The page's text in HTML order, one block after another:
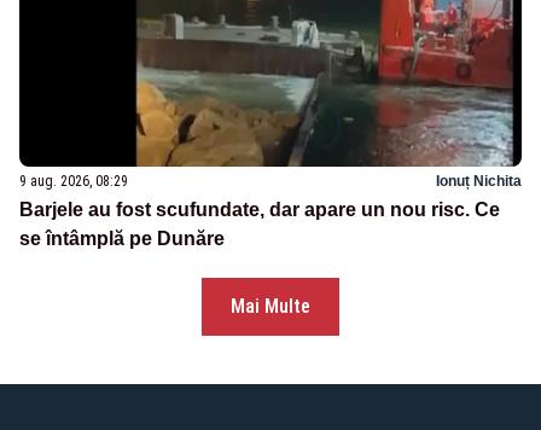
9 aug. 2026, 08:29 Ionuț Nichita
Barjele au fost scufundate, dar apare un nou risc. Ce
se întâmplă pe Dunăre
Mai Multe